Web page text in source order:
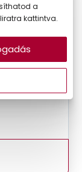
a
kattintva.